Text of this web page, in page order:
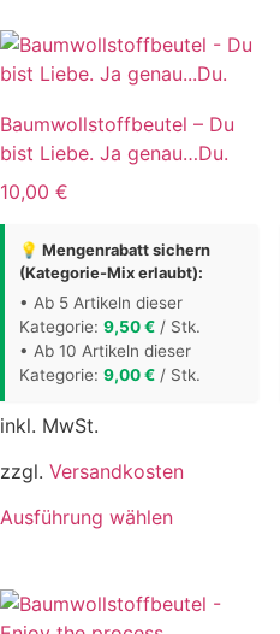
mehrere
Varianten
Die
Optionen
der
Produktseite
gewählt
werden
Baumwollstoffbeutel – Du
bist Liebe. Ja genau…Du.
10,00 €
💡 Mengenrabatt sichern
(Kategorie-Mix erlaubt):
• Ab 5 Artikeln dieser
Kategorie: 9,50€ / Stk.
• Ab 10 Artikeln dieser
Kategorie: 9,00€ / Stk.
inkl. MwSt.
zzgl. Versandkosten
Ausführung wählenDieses
mehrere